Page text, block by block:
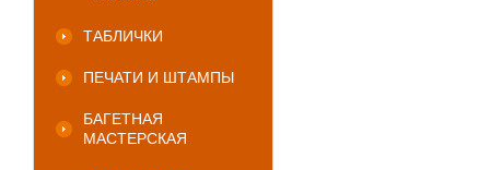
ТАБЛИЧКИ
ПЕЧАТИ И ШТАМПЫ
БАГЕТНАЯ
МАСТЕРСКАЯ